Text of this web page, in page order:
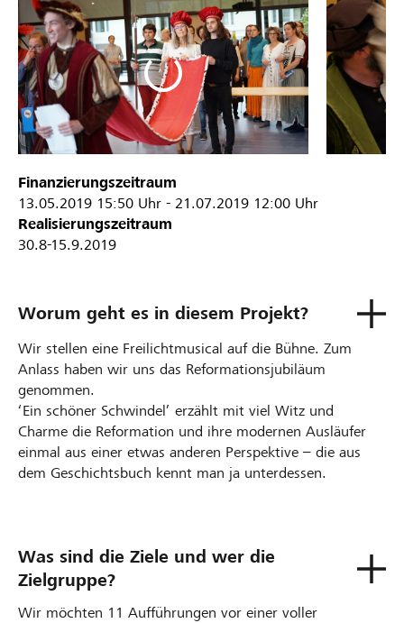
Finanzierungszeitraum
13.05.2019 15:50 Uhr - 21.07.2019 12:00 Uhr
Realisierungszeitraum
30.8-15.9.2019
Worum geht es in diesem Projekt?
Wir stellen eine Freilichtmusical auf die Bühne. Zum
Anlass haben wir uns das Reformationsjubiläum
genommen.
‘Ein schöner Schwindel’ erzählt mit viel Witz und
Charme die Reformation und ihre modernen Ausläufer
einmal aus einer etwas anderen Perspektive – die aus
dem Geschichtsbuch kennt man ja unterdessen.
Was sind die Ziele und wer die
Zielgruppe?
Wir möchten 11 Aufführungen vor einer voller